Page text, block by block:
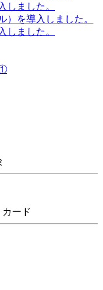
しました。
）を導入しました。
しました。
①